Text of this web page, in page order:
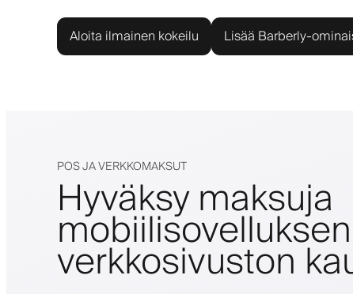
Aloita ilmainen kokeilu Lisää Barberly-
POS JA VERKKOMAKSUT
Hyväksy maksuja
verkkosivuston